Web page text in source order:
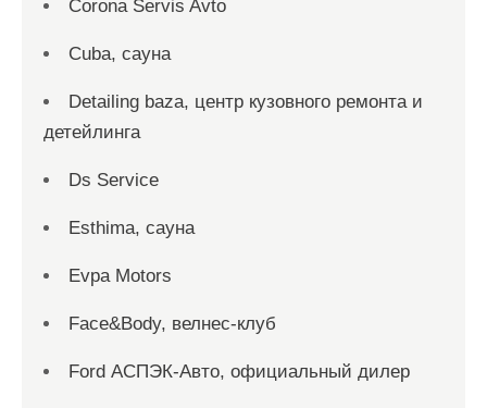
Corona Servis Avto
Cuba, сауна
Detailing baza, центр кузовного ремонта и
детейлинга
Ds Service
Esthima, сауна
Evpa Motors
Face&Body, велнес-клуб
Ford АСПЭК-Авто, официальный дилер